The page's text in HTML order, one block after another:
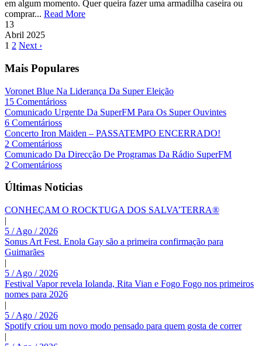
em algum momento. Quer queira fazer uma armadilha caseira ou
comprar... Read More
13
Abril 2025
1 2 Next ›
Mais Populares
Voronet Blue Na Liderança Da Super Eleição
15 Comentárioss
Comunicado Urgente Da SuperFM Para Os Super Ouvintes
6 Comentárioss
Concerto Iron Maiden – PASSATEMPO ENCERRADO!
2 Comentárioss
Comunicado Da Direcção De Programas Da Rádio SuperFM
2 Comentárioss
Últimas Noticias
CONHEÇAM O ROCKTUGA DOS SALVA’TERRA®
|
5 / Ago / 2026
Sonus Art Fest. Enola Gay são a primeira confirmação para
Guimarães
|
5 / Ago / 2026
Festival Vapor revela Iolanda, Rita Vian e Fogo Fogo nos primeiros
nomes para 2026
|
5 / Ago / 2026
Spotify criou um novo modo pensado para quem gosta de correr
|